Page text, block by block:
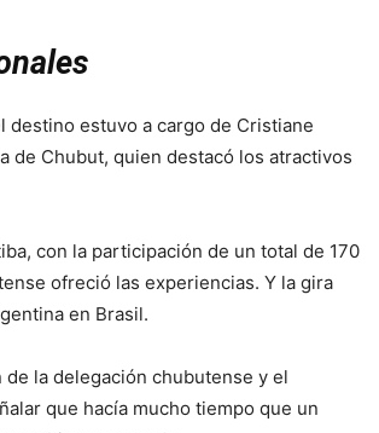
destino estuvo a cargo de Cristiane
de Chubut, quien destacó los atractivos
con la participación de un total de 170
ofreció las experiencias. Y la gira
en Brasil.
la delegación chubutense y el
que hacía mucho tiempo que un